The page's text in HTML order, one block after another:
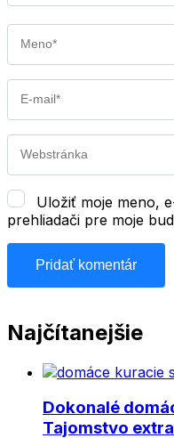
Meno
E-
mail*
Webstránka
Uložiť moje meno,
prehliadači pre moje
Najčítanejšie
Dokonalé
Tajomstvo